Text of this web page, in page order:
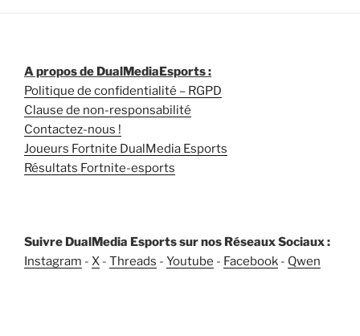
A propos de DualMediaEsports :
Politique de confidentialité – RGPD
Clause de non-responsabilité
Contactez-nous !
Joueurs Fortnite DualMedia Esports
Résultats Fortnite-esports
Suivre DualMedia Esports sur nos Réseaux Sociaux :
Instagram - X - Threads - Youtube - Facebook - Qwen